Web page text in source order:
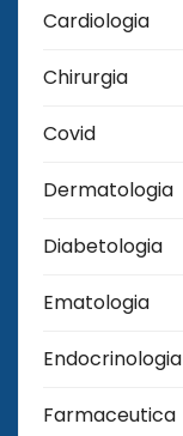
Cardiologia
Chirurgia
Covid
Dermatologia
Diabetologia
Ematologia
Endocrinologia
Farmaceutica